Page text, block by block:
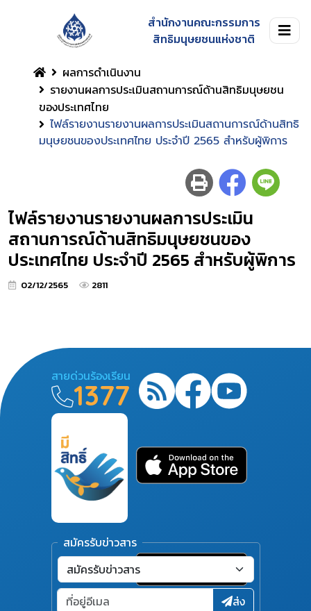
สำนักงานคณะกรรมการ
สิทธิมนุษยชนแห่งชาติ
ผลการดำเนินงาน
รายงานผลการประเมินสถานการณ์ด้านสิทธิมนุษยชน
ของประเทศไทย
ไฟล์รายงานรายงานผลการประเมินสถานการณ์ด้านสิทธิ
มนุษยชนของประเทศไทย ประจำปี 2565 สำหรับผู้พิการ
ไฟล์รายงานรายงานผลการประเมิน
สถานการณ์ด้านสิทธิมนุษยชนของ
ประเทศไทย ประจำปี 2565 สำหรับผู้พิการ
02/12/2565 2811
สายด่วนร้องเรียน
1377
สมัครรับข่าวสาร
ส่ง